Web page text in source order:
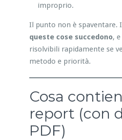
improprio.
Il punto non è spaventare.
queste cose succedono,
risolvibili rapidamente se
metodo e priorità.
Cosa
report (con
PDF)